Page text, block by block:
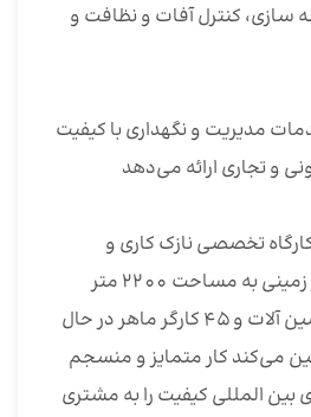
سازی، کنترل آفات و نظافت و
مدیریت و نگهداری با کیفیت
و تجاری ارائه می‌دهد
تخصصی نازک کاری و
دکوراسیون الثبات در زمینی به مساحت 2200 متر
مربع با جدیدترین ماشین آلات و 45 کارگر ماهر در حال
می‌کند کار متمایز و منسجم
بین المللی کیفیت را به مشتری